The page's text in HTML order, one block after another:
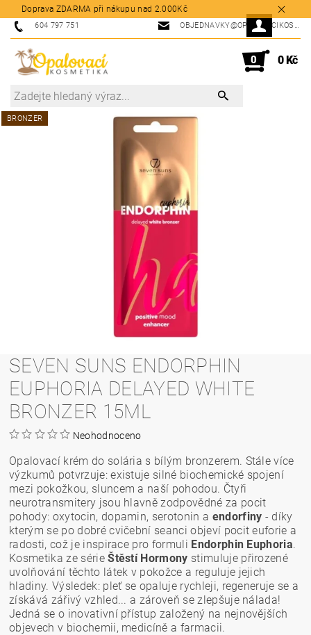
Doprava ZDARMA při nákupu nad 2.000Kč
604 797 751 OBJEDNAVKY@OPALOVACIKOSMETIKA.CZ
0 0 Kč
BRONZER
SEVEN SUNS ENDORPHIN
EUPHORIA DELAYED WHITE
BRONZER 15ML
Neohodnoceno
Opalovací krém do solária s bílým bronzerem. Stále více
výzkumů potvrzuje: existuje silné biochemické spojení
mezi pokožkou, sluncem a naší pohodou. Čtyři
neurotransmitery jsou hlavně zodpovědné za pocit
pohody: oxytocin, dopamin, serotonin a endorfiny - díky
kterým se po dobré cvičební seanci objeví pocit euforie a
radosti, což je inspirace pro formuli Endorphin Euphoria.
Kosmetika ze sérieŠtěstí Hormony stimuluje přirozené
uvolňování těchto látek v pokožce a reguluje jejich
hladiny. Výsledek: pleť se opaluje rychleji, regeneruje se a
získává zářivý vzhled... a zároveň se zlepšuje nálada!
Jedná se o inovativní přístup založený na nejnovějších
objevech v biochemii, medicíně a farmacii.